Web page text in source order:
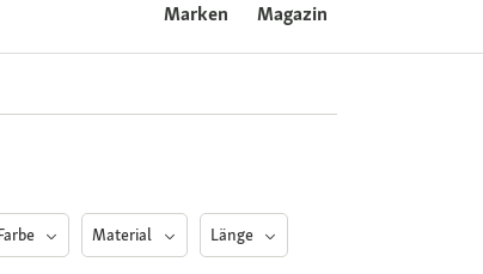
Marken Magazin
Material Länge